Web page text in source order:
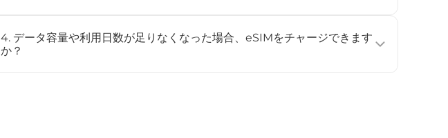
（例：iPhone XS以降、Google Pixel 3以降、Samsung Galaxy S20以降）。詳しくは
[対応デバイス ]ページをご確認ください。
4. データ容量や利用日数が足りなくなった場合、eSIMをチャージできます
か？